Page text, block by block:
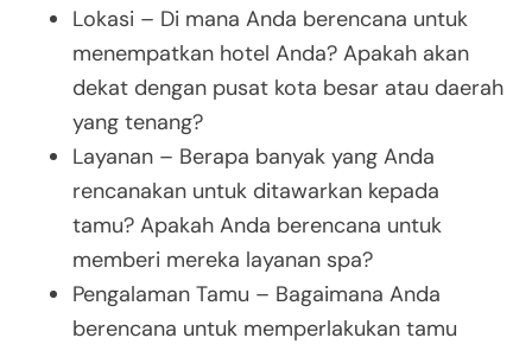
Lokasi – Di mana Anda berencana untuk
menempatkan hotel Anda? Apakah akan
dekat dengan pusat kota besar atau daerah
yang tenang?
Layanan – Berapa banyak yang Anda
rencanakan untuk ditawarkan kepada
tamu? Apakah Anda berencana untuk
memberi mereka layanan spa?
Pengalaman Tamu – Bagaimana Anda
berencana untuk memperlakukan tamu